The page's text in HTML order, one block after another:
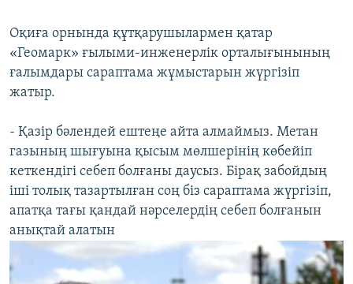
Оқиға орнында құтқарушылармен қатар
«Геомарк» ғылыми-инженерлік орталығынының
ғалымдары сараптама жұмыстарын жүргізіп
жатыр.
- Қазір бәлендей ештеңе айта алмаймыз. Метан
газының шығуына қысым мөлшерінің көбейіп
кеткендігі себеп болғаны даусыз. Бірақ забойдың
іші толық тазартылған соң біз сараптама жүргізіп,
апатқа тағы қандай нәрселердің себеп болғанын
анықтай алатын